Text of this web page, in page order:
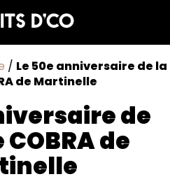
/ Le 50e anniversaire de la
de Martinelle
de
de